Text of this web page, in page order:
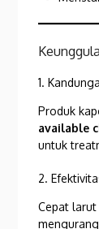
1.
Produk
available
untuk
2.
Cepat